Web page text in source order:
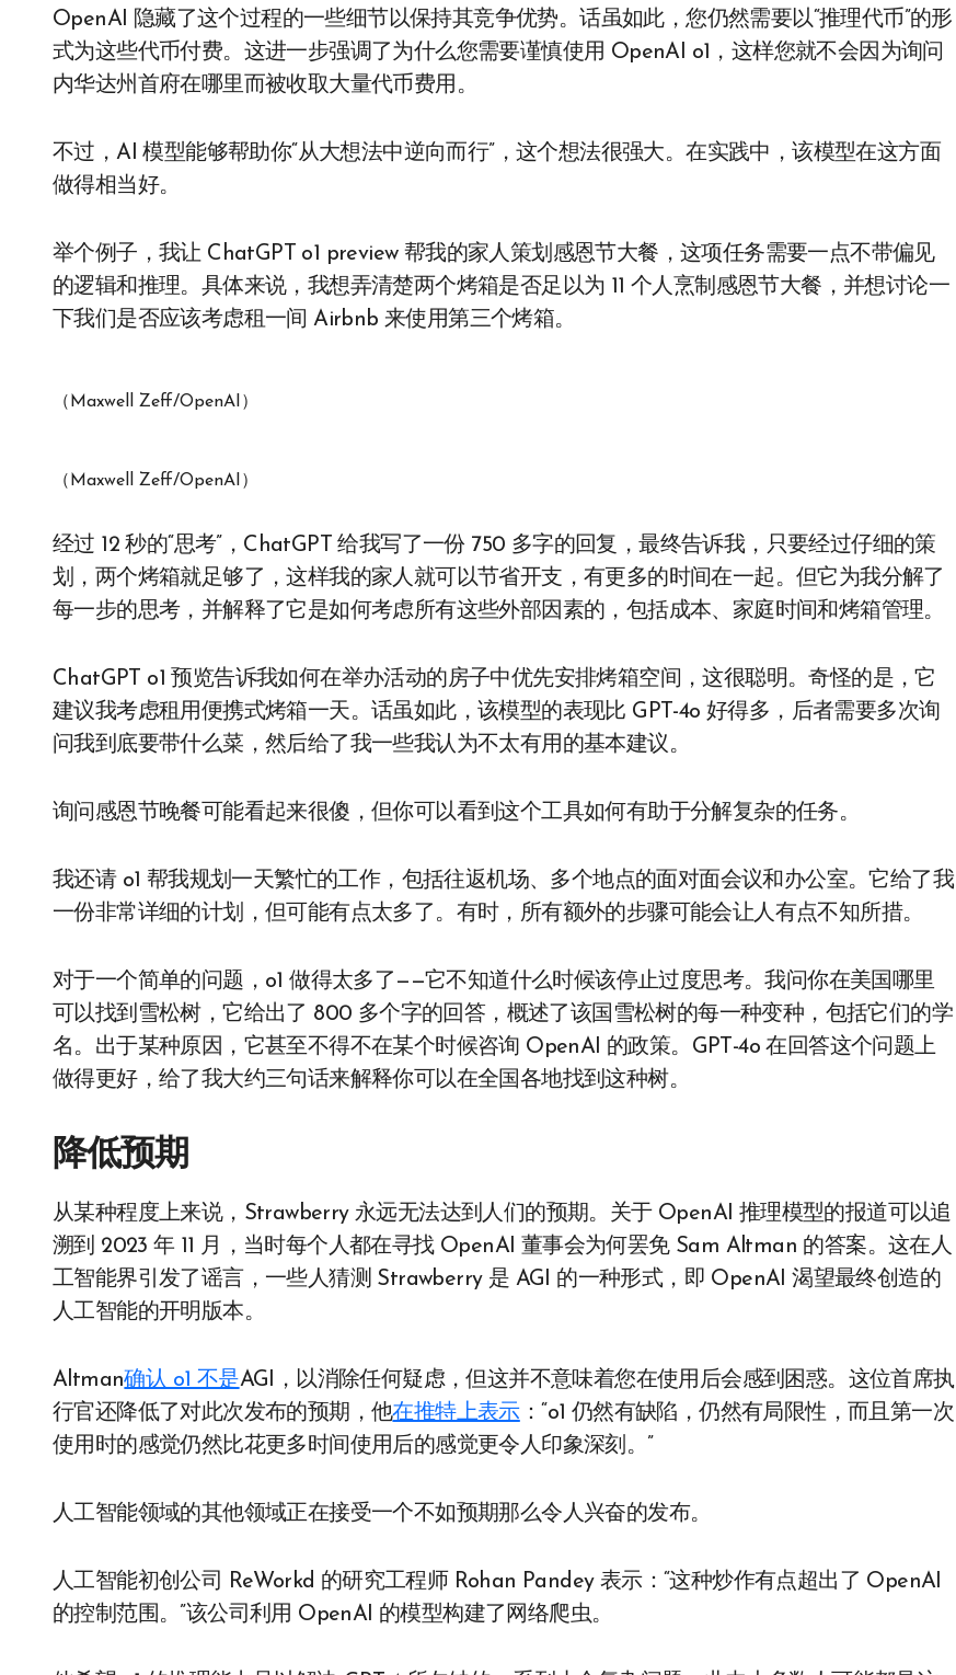
OpenAI 隐藏了这个过程的一些细节以保持其竞争优势。话虽如此，您仍然需要以“推理代币”的形
式为这些代币付费。这进一步强调了为什么您需要谨慎使用 OpenAI o1，这样您就不会因为询问
内华达州首府在哪里而被收取大量代币费用。
不过，AI 模型能够帮助你“从大想法中逆向而行”，这个想法很强大。在实践中，该模型在这方面
做得相当好。
举个例子，我让 ChatGPT o1 preview 帮我的家人策划感恩节大餐，这项任务需要一点不带偏见
的逻辑和推理。具体来说，我想弄清楚两个烤箱是否足以为 11 个人烹制感恩节大餐，并想讨论一
下我们是否应该考虑租一间 Airbnb 来使用第三个烤箱。
（Maxwell Zeff/OpenAI）
（Maxwell Zeff/OpenAI）
经过 12 秒的“思考”，ChatGPT 给我写了一份 750 多字的回复，最终告诉我，只要经过仔细的策
划，两个烤箱就足够了，这样我的家人就可以节省开支，有更多的时间在一起。但它为我分解了
每一步的思考，并解释了它是如何考虑所有这些外部因素的，包括成本、家庭时间和烤箱管理。
ChatGPT o1 预览告诉我如何在举办活动的房子中优先安排烤箱空间，这很聪明。奇怪的是，它
建议我考虑租用便携式烤箱一天。话虽如此，该模型的表现比 GPT-4o 好得多，后者需要多次询
问我到底要带什么菜，然后给了我一些我认为不太有用的基本建议。
询问感恩节晚餐可能看起来很傻，但你可以看到这个工具如何有助于分解复杂的任务。
我还请 o1 帮我规划一天繁忙的工作，包括往返机场、多个地点的面对面会议和办公室。它给了我
一份非常详细的计划，但可能有点太多了。有时，所有额外的步骤可能会让人有点不知所措。
对于一个简单的问题，o1 做得太多了——它不知道什么时候该停止过度思考。我问你在美国哪里
可以找到雪松树，它给出了 800 多个字的回答，概述了该国雪松树的每一种变种，包括它们的学
名。出于某种原因，它甚至不得不在某个时候咨询 OpenAI 的政策。GPT-4o 在回答这个问题上
做得更好，给了我大约三句话来解释你可以在全国各地找到这种树。
降低预期
从某种程度上来说，Strawberry 永远无法达到人们的预期。关于 OpenAI 推理模型的报道可以追
溯到 2023 年 11 月，当时每个人都在寻找 OpenAI 董事会为何罢免 Sam Altman 的答案。这在人
工智能界引发了谣言，一些人猜测 Strawberry 是 AGI 的一种形式，即 OpenAI 渴望最终创造的
人工智能的开明版本。
Altman确认 o1 不是AGI，以消除任何疑虑，但这并不意味着您在使用后会感到困惑。这位首席执
行官还降低了对此次发布的预期，他在推特上表示：“o1 仍然有缺陷，仍然有局限性，而且第一次
使用时的感觉仍然比花更多时间使用后的感觉更令人印象深刻。”
人工智能领域的其他领域正在接受一个不如预期那么令人兴奋的发布。
人工智能初创公司 ReWorkd 的研究工程师 Rohan Pandey 表示：“这种炒作有点超出了 OpenAI
的控制范围。”该公司利用 OpenAI 的模型构建了网络爬虫。